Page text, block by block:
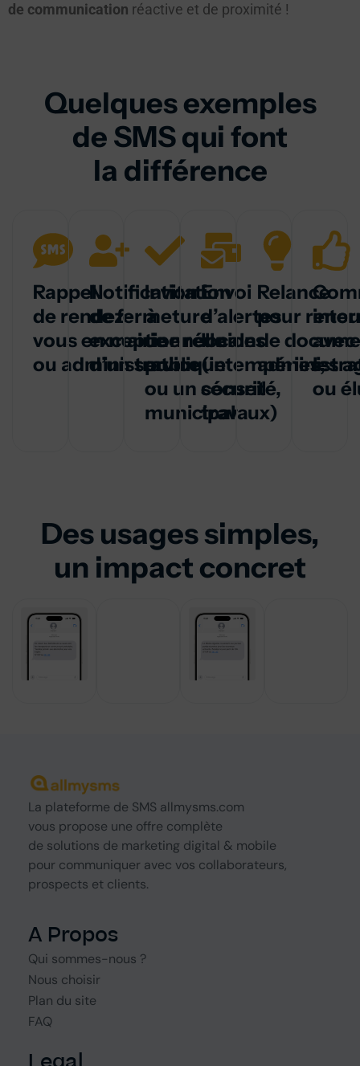
de communication réactive et de proximité !
Quelques exemples
de SMS qui font
la différence
Rappel
de rendez-
vous en mairie
ou administration
Notification
de fermeture
exceptionnelle
d’un service
Invitation
à
une réunion
publique
ou un conseil
municipal
Envoi
d’alertes
locales
(intempéries,
sécurité,
travaux)
Relance
pour
de
avec
les
ou
Des usages simples,
un impact concret
La plateforme de SMS allmysms.com
vous propose une offre complète
de solutions de marketing digital & mobile
pour communiquer avec vos collaborateurs,
prospects et clients.
A Propos
Qui sommes-nous ?
Nous choisir
Plan du site
FAQ